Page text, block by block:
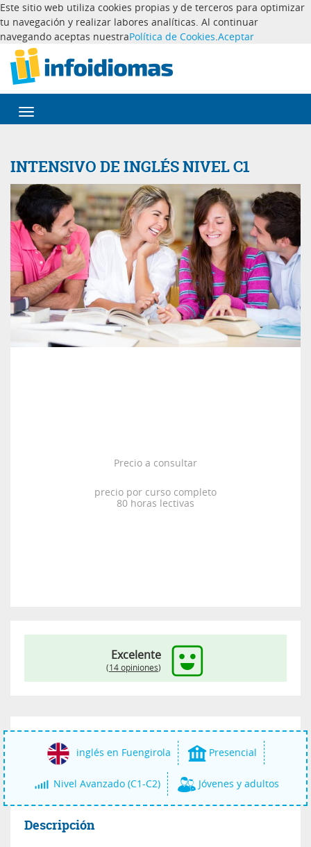
Este sitio web utiliza cookies propias y de terceros para optimizar
tu navegación y realizar labores analíticas. Al continuar
navegando aceptas nuestraPolítica de Cookies.Aceptar
Desplegar
navegación
INTENSIVO DE INGLÉS NIVEL C1
Precio a consultar
precio por curso completo
80 horas lectivas
Excelente
(14 opiniones)
inglés en Fuengirola Presencial
Nivel Avanzado (C1-C2) Jóvenes y adultos
Descripción